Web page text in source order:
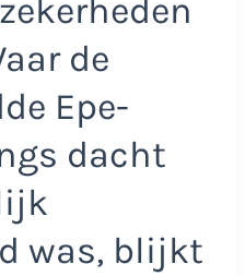
de
Epe-
dacht
was, blijkt